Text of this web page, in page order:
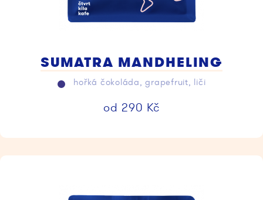
SUMATRA MANDHELING
hořká čokoláda, grapefruit, liči
od 290 Kč